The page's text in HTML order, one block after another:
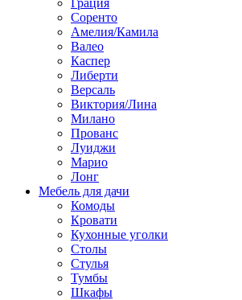
Грация
Соренто
Амелия/Камила
Валео
Каспер
Либерти
Версаль
Виктория/Лина
Милано
Прованс
Луиджи
Марио
Лонг
Мебель для дачи
Комоды
Кровати
Кухонные уголки
Столы
Стулья
Тумбы
Шкафы